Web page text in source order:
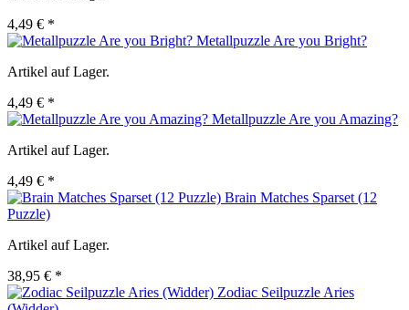
4,49 € *
Metallpuzzle Are you Bright?
Artikel auf Lager.
4,49 € *
Metallpuzzle Are you Amazing?
Artikel auf Lager.
4,49 € *
Brain Matches Sparset (12
Puzzle)
Artikel auf Lager.
38,95 € *
Zodiac Seilpuzzle Aries